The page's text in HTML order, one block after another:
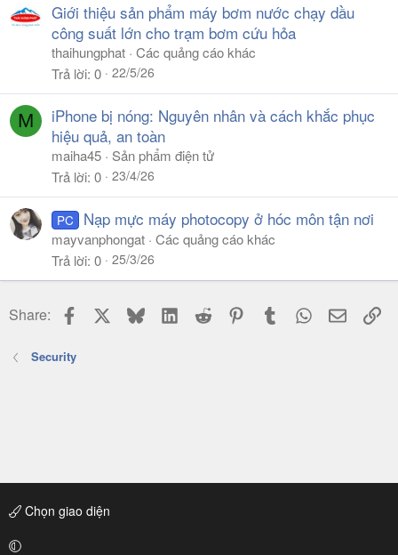
Giới thiệu sản phẩm máy bơm nước chạy dầu
công suất lớn cho trạm bơm cứu hỏa
thaihungphat Các quảng cáo khác
Trả lời 0 22/5/26
M
iPhone bị nóng: Nguyên nhân và cách khắc phục
hiệu quả, an toàn
maiha45
Sản phẩm điện tử
Trả lời 0 23/4/26
PC Nạp mực máy photocopy ở hóc môn tận nơi
mayvanphongat Các quảng cáo khác
Trả lời 0 25/3/26
Share: Facebook BlueskyLinkedIn
Reddit PinterestTumblr WhatsApp
Email
Security
Chọn giao diện